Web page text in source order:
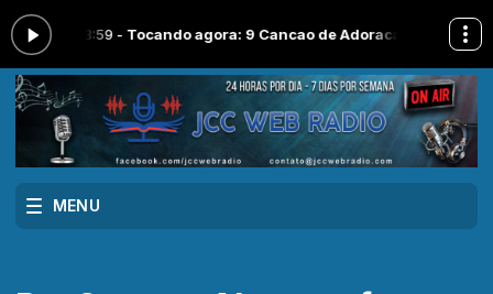
às 23:59 -Tocando agora: 9 Cancao de AdoracaoProgramação
MENU